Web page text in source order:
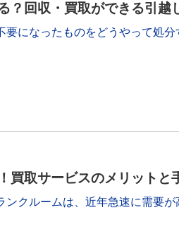
？回収・買取ができる引越
になったものをどうやって処
買取サービスのメリットと
クルームは、近年急速に需要